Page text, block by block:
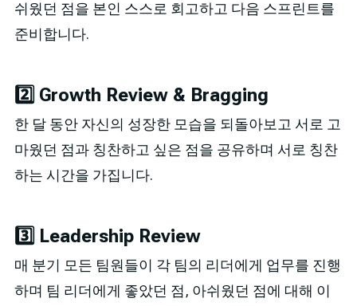
쉬웠던 점을 본인 스스로 회고하고 다음 스프린트를
준비합니다.
2️⃣ Growth Review & Bragging
한 달 동안 자신의 성장한 모습을 되돌아보고 서로 고
마웠던 점과 칭찬하고 싶은 점을 공유하며 서로 칭찬
하는 시간을 가집니다.
3️⃣ Leadership Review
매 분기 모든 팀원들이 각 팀의 리더에게 업무를 진행
하며 팀 리더에게 좋았던 점, 아쉬웠던 점에 대해 이